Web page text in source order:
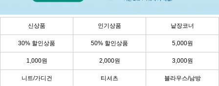
신상품 인기상품 낱장코너
30% 할인상품 50% 할인상품 5,000원
1,000원 2,000원 3,000원
니트/가디건 티셔츠 블라우스/남방